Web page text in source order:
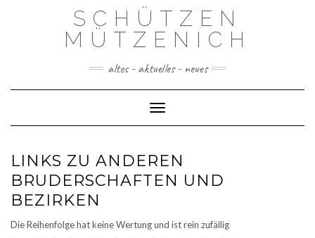
SCHÜTZEN
MÜTZENICH
altes - aktuelles - neues
Toggle Navigation
LINKS ZU ANDEREN
BRUDERSCHAFTEN UND
BEZIRKEN
Die Reihenfolge hat keine Wertung und ist rein zufällig